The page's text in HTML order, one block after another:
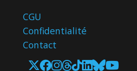
CGU
Confidentialité
Contact